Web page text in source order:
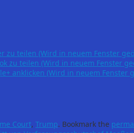
zu teilen (Wird in neuem Fenster
zu teilen (Wird in neuem Fenster
anklicken (Wird in neuem Fenster
Court, Trump. Bookmark the